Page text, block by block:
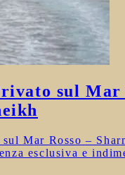
sul Mar
Mar Rosso –
esclusiva e